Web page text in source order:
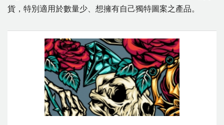
貨，特別適用於數量少、想擁有自己獨特圖案之產品。